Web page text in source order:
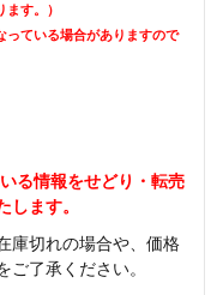
す。）
ている場合がありますので
る情報をせどり・転売
ます。
庫切れの場合や、価格
了承ください。